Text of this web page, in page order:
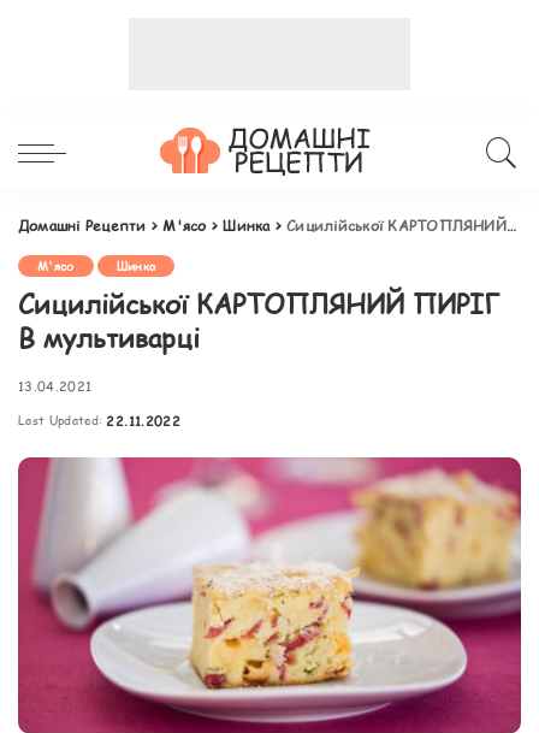
Домашні Рецепти >М'ясо>Шинка>Сицилійської КАРТОПЛЯНИЙ ПИРІГ В мультиварці
М'ясо Шинка
Сицилійської КАРТОПЛЯНИЙ ПИРІГ
В мультиварці
13.04.2021
Last Updated: 22.11.2022